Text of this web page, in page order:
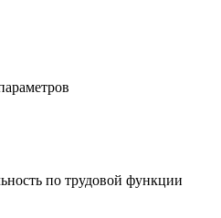
по трудовой функции